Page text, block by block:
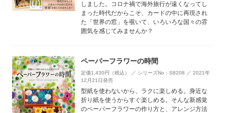
しました。コロナ禍で海外旅行が遠くなってし
まった時代だからこそ、カードの中に再現され
た「世界の窓」を覗いて、いろいろな国々の雰
囲気を感じてみませんか？
ペーパーフラワーの時間
定価1,430円（税込） ／ シリーズNo：S8208 ／ 2021年
12月21日発売
型紙を使わないから、ラクに楽しめる。身近な
折り紙を使うからすぐ楽しめる。そんな新感覚
のペーパーフラワーの作り方と、アレンジ方法